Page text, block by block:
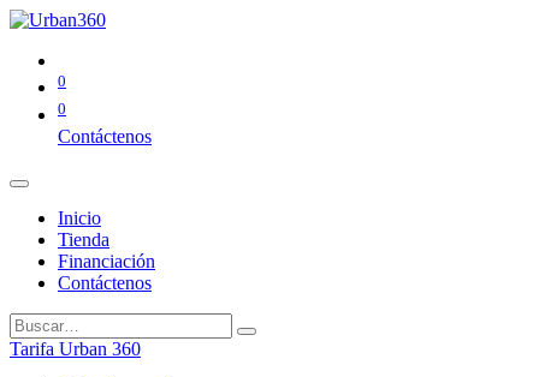
0
0
Contáctenos
Inicio
Tienda
Financiación
Contáctenos
Tarifa Urban 360